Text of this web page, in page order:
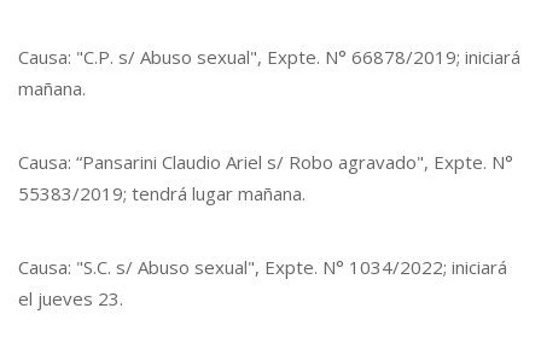
Causa: "C.P. s/ Abuso sexual", Expte. N° 66878/2019; iniciará
mañana.
Causa: “Pansarini Claudio Ariel s/ Robo agravado", Expte. N°
55383/2019; tendrá lugar mañana.
Causa: "S.C. s/ Abuso sexual", Expte. N° 1034/2022; iniciará
el jueves 23.